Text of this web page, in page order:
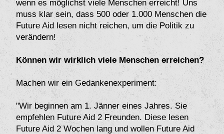
wenn es möglichst viele Menschen erreicht! Uns
muss klar sein, dass 500 oder 1.000 Menschen die
Future Aid lesen nicht reichen, um die Politik zu
verändern!
Können wir wirklich viele Menschen erreichen?
Machen wir ein Gedankenexperiment:
"Wir beginnen am 1. Jänner eines Jahres. Sie
empfehlen Future Aid 2 Freunden. Diese lesen
Future Aid 2 Wochen lang und wollen Future Aid